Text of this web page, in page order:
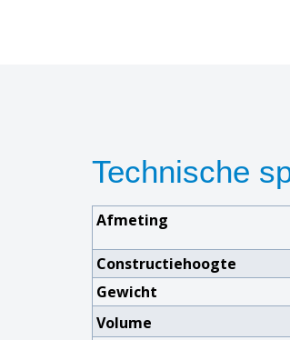
Technische
Afmeting
Constructiehoogte
Gewicht
Volume